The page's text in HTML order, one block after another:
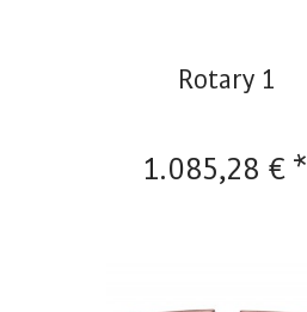
Rotary 1
1.085,28 € *